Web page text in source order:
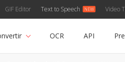
GIF Editor Text to Speech Video
OCR API